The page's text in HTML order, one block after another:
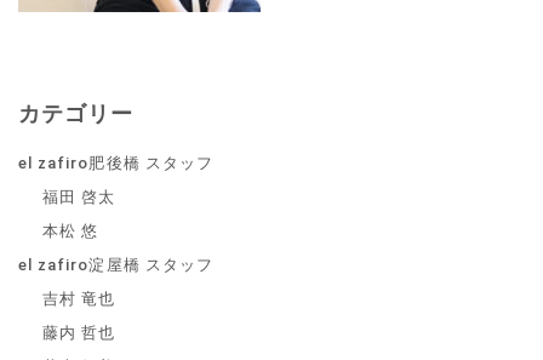
カテゴリー
el zafiro肥後橋 スタッフ
福田 啓太
本松 悠
el zafiro淀屋橋 スタッフ
吉村 竜也
藤内 哲也